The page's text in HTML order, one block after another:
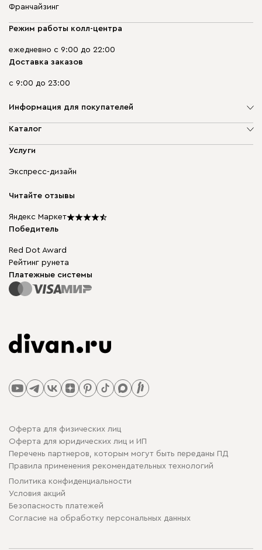
Франчайзинг
Режим работы колл-центра
ежедневно с 9:00 до 22:00
Доставка заказов
с 9:00 до 23:00
Информация для покупателей
О компании
Доставка и оплата
диван.клуб
Карьера
Подарочные сертификаты
Мы в прессе
Каталог
Мягкая мебель
Бескаркасная мебель
Столы и стулья
Услуги
Экспресс-дизайн
Читайте отзывы
Яндекс Маркет
Победитель
Red Dot Award
Рейтинг рунета
Платежные системы
Оферта для физических лиц
Оферта для юридических лиц и ИП
Перечень партнеров, которым могут быть переданы ПД
Правила применения рекомендательных технологий
Политика конфиденциальности
Условия акций
Безопасность платежей
Cогласие на обработку персональных данных